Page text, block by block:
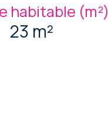
habitable (m²)
23 m²